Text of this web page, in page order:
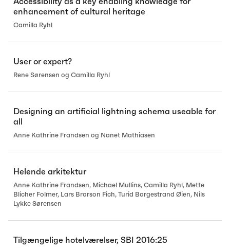
enhancement of cultural heritage
Camilla Ryhl
User or expert?
Rene Sørensen og Camilla Ryhl
Designing an artificial lightning schema useable for
all
Anne Kathrine Frandsen og Nanet Mathiasen
Helende arkitektur
Anne Kathrine Frandsen, Michael Mullins, Camilla Ryhl, Mette
Blicher Folmer, Lars Brorson Fich, Turid Borgestrand Øien, Nils
Lykke Sørensen
Tilgængelige hotelværelser, SBI 2016:25